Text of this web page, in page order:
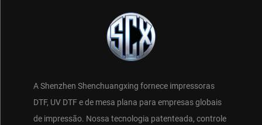
A Shenzhen Shenchuangxing fornece impressoras
DTF, UV DTF e de mesa plana para empresas globais
de impressão. Nossa tecnologia patenteada, controle